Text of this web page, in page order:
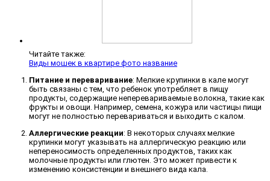
Читайте также:
Виды мошек в квартире фото название
Питание и переваривание: Мелкие крупинки в кале могут
быть связаны с тем, что ребенок употребляет в пищу
продукты, содержащие неперевариваемые волокна, такие как
фрукты и овощи. Например, семена, кожура или частицы пищи
могут не полностью перевариваться и выходить с калом.
Аллергические реакции: В некоторых случаях мелкие
крупинки могут указывать на аллергическую реакцию или
непереносимость определенных продуктов, таких как
молочные продукты или глютен. Это может привести к
изменению консистенции и внешнего вида кала.